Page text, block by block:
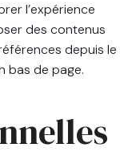
l’expérience
des contenus
depuis le
bas de page.